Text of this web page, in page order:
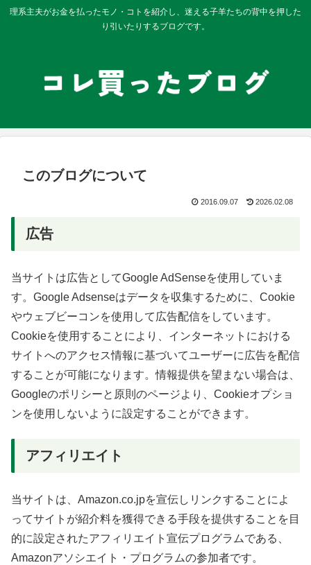
理系主夫がお金を払ったモノ・コトを紹介し、迷える子羊たちの背中を押した
り引いたりするブログです。
このブログについて
2016.09.07 2026.02.08
広告
当サイトは広告としてGoogle AdSenseを使用していま
す。Google Adsenseはデータを収集するために、Cookie
やウェブビーコンを使用して広告配信をしています。
Cookieを使用することにより、インターネットにおける
サイトへのアクセス情報に基づいてユーザーに広告を配信
することが可能になります。情報提供を望まない場合は、
Googleのポリシーと原則のページより、Cookieオプショ
ンを使用しないように設定することができます。
アフィリエイト
当サイトは、Amazon.co.jpを宣伝しリンクすることによ
ってサイトが紹介料を獲得できる手段を提供することを目
的に設定されたアフィリエイト宣伝プログラムである、
Amazonアソシエイト・プログラムの参加者です。